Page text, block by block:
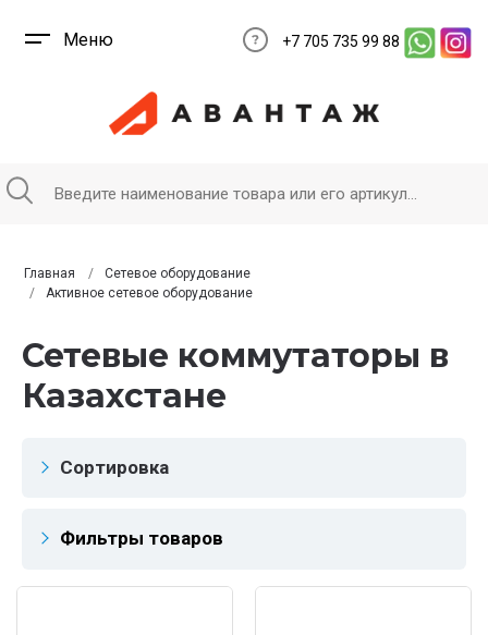
Меню +7 705 735 99 88
Главная
Сетевое оборудование
Активное сетевое оборудование
Сетевые коммутаторы в
Казахстане
Сортировка
Фильтры товаров